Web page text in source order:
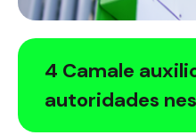
4 Camale
autoridades